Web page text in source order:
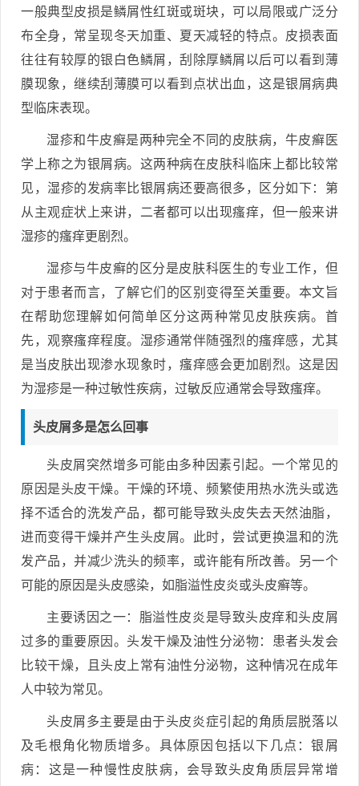
一般典型皮损是鳞屑性红斑或斑块，可以局限或广泛分
布全身，常呈现冬天加重、夏天减轻的特点。皮损表面
往往有较厚的银白色鳞屑，刮除厚鳞屑以后可以看到薄
膜现象，继续刮薄膜可以看到点状出血，这是银屑病典
型临床表现。
湿疹和牛皮癣是两种完全不同的皮肤病，牛皮癣医
学上称之为银屑病。这两种病在皮肤科临床上都比较常
见，湿疹的发病率比银屑病还要高很多，区分如下：第
从主观症状上来讲，二者都可以出现瘙痒，但一般来讲
湿疹的瘙痒更剧烈。
湿疹与牛皮癣的区分是皮肤科医生的专业工作，但
对于患者而言，了解它们的区别变得至关重要。本文旨
在帮助您理解如何简单区分这两种常见皮肤疾病。首
先，观察瘙痒程度。湿疹通常伴随强烈的瘙痒感，尤其
是当皮肤出现渗水现象时，瘙痒感会更加剧烈。这是因
为湿疹是一种过敏性疾病，过敏反应通常会导致瘙痒。
头皮屑多是怎么回事
头皮屑突然增多可能由多种因素引起。一个常见的
原因是头皮干燥。干燥的环境、频繁使用热水洗头或选
择不适合的洗发产品，都可能导致头皮失去天然油脂，
进而变得干燥并产生头皮屑。此时，尝试更换温和的洗
发产品，并减少洗头的频率，或许能有所改善。另一个
可能的原因是头皮感染，如脂溢性皮炎或头皮癣等。
主要诱因之一：脂溢性皮炎是导致头皮痒和头皮屑
过多的重要原因。头发干燥及油性分泌物：患者头发会
比较干燥，且头皮上常有油性分泌物，这种情况在成年
人中较为常见。
头皮屑多主要是由于头皮炎症引起的角质层脱落以
及毛根角化物质增多。具体原因包括以下几点：银屑
病：这是一种慢性皮肤病，会导致头皮角质层异常增